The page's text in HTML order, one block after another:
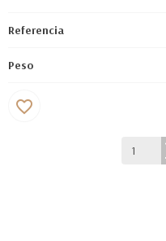
Referencia
Peso
favorite_border